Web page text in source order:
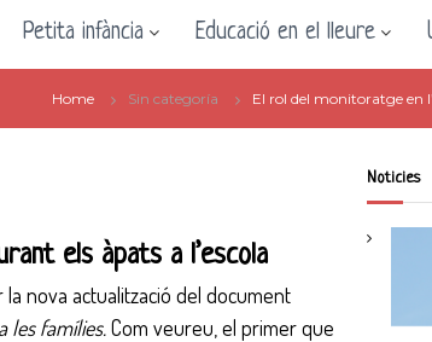
Petita infància Educació en el lleure
Home Sin categoría El rol del monitoratge en
els àpats a l’escola
la nova actualització del document
les famílies.Com veureu, el primer que
Noticies